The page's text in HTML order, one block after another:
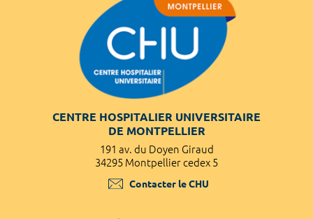
CENTRE HOSPITALIER UNIVERSITAIRE
DE MONTPELLIER
191 av. du Doyen Giraud
34295 Montpellier cedex 5
Contacter le CHU